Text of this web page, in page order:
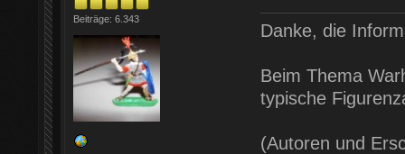
Beiträge: 6.343
Danke, die
Beim Thema
typische
(Autoren und